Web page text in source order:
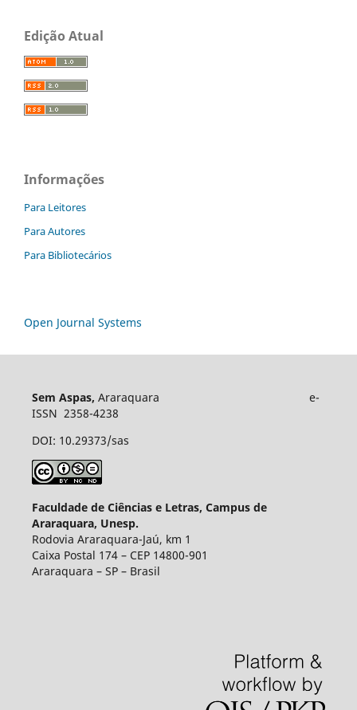
Edição Atual
Informações
Para Leitores
Para Autores
Para Bibliotecários
Open Journal Systems
Sem Aspas, Araraquara e-
ISSN 2358-4238
DOI: 10.29373/sas
Faculdade de Ciências e Letras, Campus de
Araraquara, Unesp.
Rodovia Araraquara-Jaú, km 1
Caixa Postal 174 – CEP 14800-901
Araraquara – SP – Brasil